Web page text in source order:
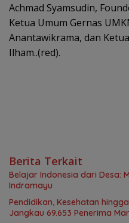
Achmad Syamsudin,
Ketua Umum Gernas
Anantawikrama, dan
Ilham..(red).
Berita Terkait
Belajar Indonesia dari Desa:
Indramayu
Pendidikan, Kesehatan
Jangkau 69.653 Penerima